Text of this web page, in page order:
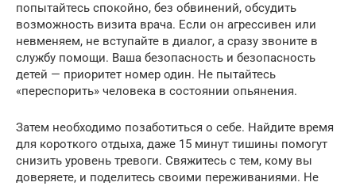
попытайтесь спокойно, без обвинений, обсудить
возможность визита врача. Если он агрессивен или
невменяем, не вступайте в диалог, а сразу звоните в
службу помощи. Ваша безопасность и безопасность
детей — приоритет номер один. Не пытайтесь
«переспорить» человека в состоянии опьянения.
Затем необходимо позаботиться о себе. Найдите время
для короткого отдыха, даже 15 минут тишины помогут
снизить уровень тревоги. Свяжитесь с тем, кому вы
доверяете, и поделитесь своими переживаниями. Не